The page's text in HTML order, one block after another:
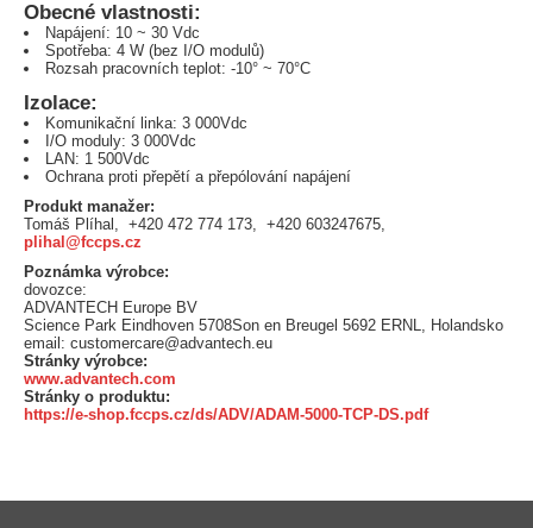
Obecné vlastnosti:
Napájení: 10 ~ 30 Vdc
Spotřeba: 4 W (bez I/O modulů)
Rozsah pracovních teplot: -10° ~ 70°C
Izolace:
Komunikační linka: 3 000Vdc
I/O moduly: 3 000Vdc
LAN: 1 500Vdc
Ochrana proti přepětí a přepólování napájení
Produkt manažer:
Tomáš Plíhal, +420 472 774 173, +420 603247675,
plihal@fccps.cz
Poznámka výrobce:
dovozce:
ADVANTECH Europe BV
Science Park Eindhoven 5708Son en Breugel 5692 ERNL, Holandsko
email: customercare@advantech.eu
Stránky výrobce:
www.advantech.com
Stránky o produktu:
https://e-shop.fccps.cz/ds/ADV/ADAM-5000-TCP-DS.pdf